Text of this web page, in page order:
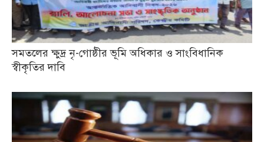
সমতলের ক্ষুদ্র নৃ-গোষ্ঠীর ভূমি অধিকার ও সাংবিধানিক
স্বীকৃতির দাবি